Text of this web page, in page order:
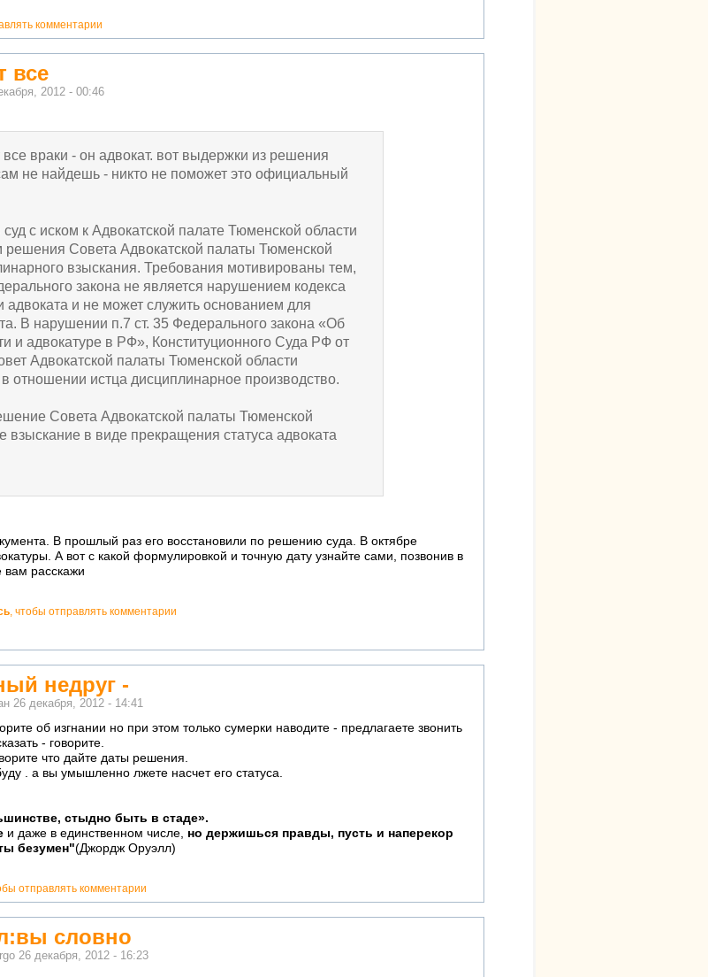
комментарии
все
2012 - 00:46
все враки - он адвокат. вот выдержки из решения
не найдешь - никто не поможет это официальный
с иском к Адвокатской палате Тюменской области
решения Совета Адвокатской палаты Тюменской
взыскания. Требования мотивированы тем,
закона не является нарушением кодекса
адвоката и не может служить основанием для
В нарушении п.7 ст. 35 Федерального закона «Об
и адвокатуре в РФ», Конституционного Суда РФ от
Адвокатской палаты Тюменской области
отношении истца дисциплинарное производство.
Совета Адвокатской палаты Тюменской
взыскание в виде прекращения статуса адвоката
В прошлый раз его восстановили по решению суда. В октябре
А вот с какой формулировкой и точную дату узнайте сами, позвонив в
вам расскажи
, чтобы отправлять комментарии
недруг -
26 декабря, 2012 - 14:41
об изгнании но при этом только сумерки наводите - предлагаете звонить
- говорите.
что дайте даты решения.
. а вы умышленно лжете насчет его статуса.
стыдно быть в стаде».
и даже в единственном числе, но держишься правды, пусть и наперекор
безумен"(Джордж Оруэлл)
отправлять комментарии
словно
26 декабря, 2012 - 16:23